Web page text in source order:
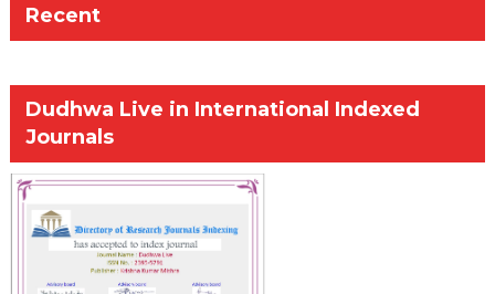
Recent
Dudhwa Live in International Indexed
Journals